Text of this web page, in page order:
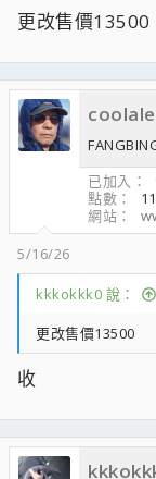
更改售價13500
已加入
點數
網站
5/16/26
kkkokkk0 說：
更改售價13500
收